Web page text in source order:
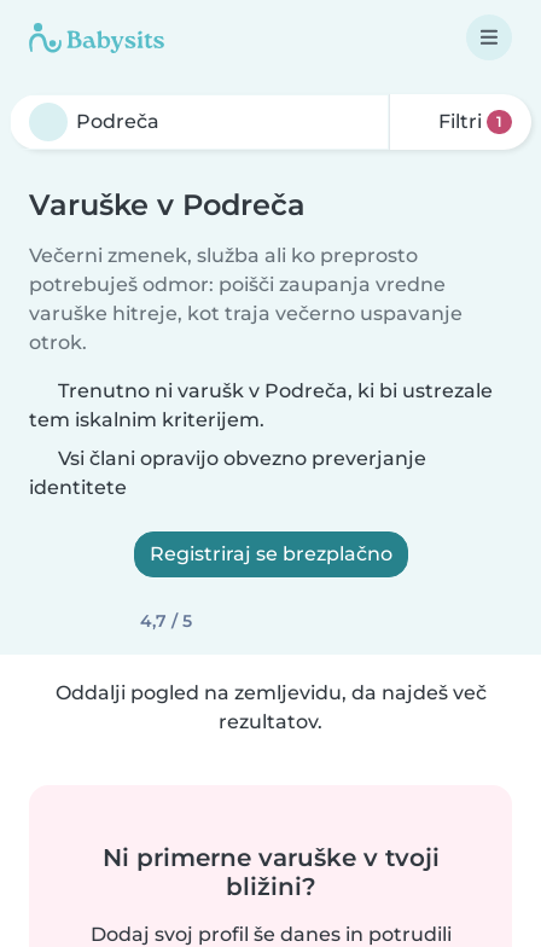
Filtri 1
Varuške v Podreča
Večerni zmenek, služba ali ko preprosto
potrebuješ odmor: poišči zaupanja vredne
varuške hitreje, kot traja večerno uspavanje
otrok.
Trenutno ni varušk v Podreča, ki bi ustrezale
tem iskalnim kriterijem.
Vsi člani opravijo obvezno preverjanje
identitete
Registriraj se brezplačno
4,7 / 5
Oddalji pogled na zemljevidu, da najdeš več
rezultatov.
Ni primerne varuške v tvoji
bližini?
Dodaj svoj profil še danes in potrudili